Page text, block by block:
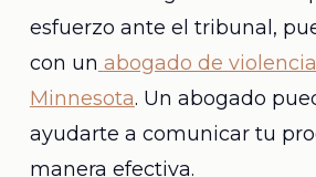
esfuerzo ante el tribunal,
con un abogado de
Minnesota. Un abogado
ayudarte a comunicar tu
manera efectiva.